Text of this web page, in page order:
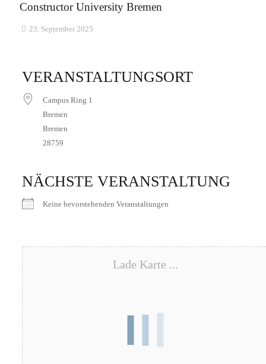
Constructor University Bremen
23. September 2025
VERANSTALTUNGSORT
Campus Ring 1
Bremen
Bremen
28759
NÄCHSTE VERANSTALTUNG
Keine bevorstehenden Veranstaltungen
Lade Karte ...